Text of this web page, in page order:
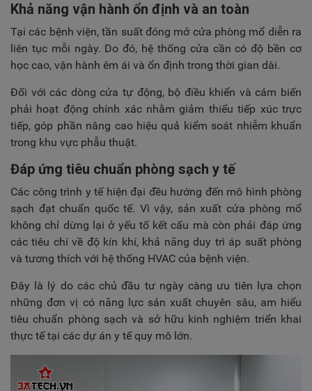
Khả năng vận hành ổn định và an toàn
Tại các bệnh viện, tần suất đóng mở cửa phòng mổ diễn ra
liên tục mỗi ngày. Do đó, hệ thống cửa cần có độ bền cơ
học cao, vận hành êm ái và ổn định trong thời gian dài.
Đối với các dòng cửa tự động, bộ điều khiển và cảm biến
phải hoạt động chính xác nhằm giảm thiểu tiếp xúc trực
tiếp, góp phần nâng cao hiệu quả kiểm soát nhiễm khuẩn
trong khu vực phẫu thuật.
Đáp ứng tiêu chuẩn phòng sạch y tế
Các công trình y tế hiện đại đều hướng đến mô hình phòng
sạch đạt chuẩn quốc tế. Vì vậy, sản xuất cửa phòng mổ
không chỉ dừng lại ở yếu tố kết cấu mà còn phải đáp ứng
các tiêu chí về độ kín khí, khả năng duy trì áp suất phòng
và tương thích với hệ thống HVAC của bệnh viện.
Đây là lý do các chủ đầu tư ngày càng ưu tiên lựa chọn
những đơn vị có năng lực sản xuất chuyên sâu, am hiểu
tiêu chuẩn phòng sạch và sở hữu kinh nghiệm triển khai
thực tế tại các dự án y tế quy mô lớn.